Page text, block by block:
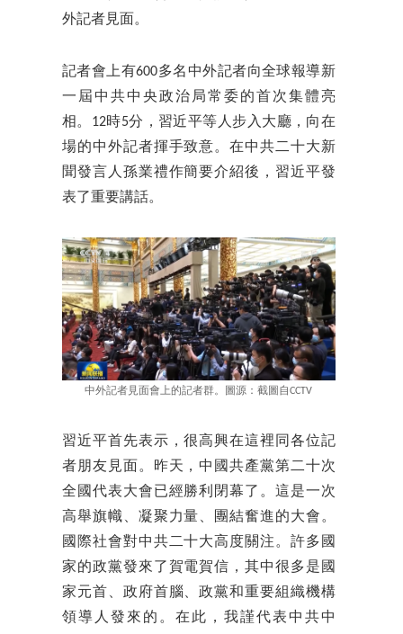
外記者見面。
記者會上有600多名中外記者向全球報導新
一屆中共中央政治局常委的首次集體亮
相。12時5分，習近平等人步入大廳，向在
場的中外記者揮手致意。在中共二十大新
聞發言人孫業禮作簡要介紹後，習近平發
表了重要講話。
中外記者見面會上的記者群。圖源：截圖自CCTV
習近平首先表示，很高興在這裡同各位記
者朋友見面。昨天，中國共產黨第二十次
全國代表大會已經勝利閉幕了。這是一次
高舉旗幟、凝聚力量、團結奮進的大會。
國際社會對中共二十大高度關注。許多國
家的政黨發來了賀電賀信，其中很多是國
家元首、政府首腦、政黨和重要組織機構
領導人發來的。在此，我謹代表中共中